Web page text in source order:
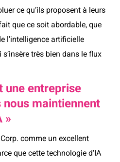
ce qu’ils proposent à leurs
que ce soit abordable, que
l’intelligence artificielle
très bien dans le flux
une entreprise
maintiennent
»
comme un excellent
que cette technologie d'IA